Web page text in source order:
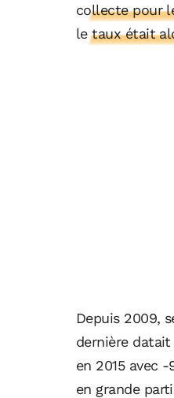
collecte pour
le taux était
Depuis 2009,
dernière
en 2015 avec
en grande